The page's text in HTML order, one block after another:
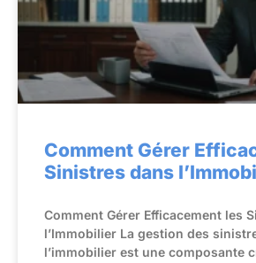
Comment Gérer
Sinistres dans
Comment Gérer Efficacement les
l’Immobilier La gestion des
l’immobilier est une composante